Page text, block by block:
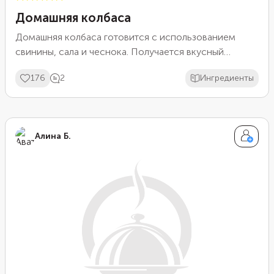
Домашняя колбаса
Домашняя колбаса готовится с использованием
свинины, сала и чеснока. Получается вкусный
употреблять как холодной, так и горячей. Свинину
лучше выбирать постнее, без жира, так как в рецепте
176 2 Ингредиенты
Алина Б.